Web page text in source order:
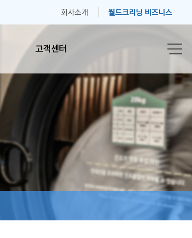
회사소개 월드크리닝 비즈니스
고객센터
고객센터
자주하는 질문
고객의 소리